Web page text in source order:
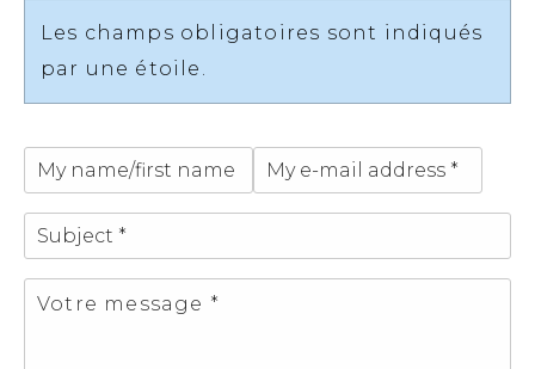
Les champs obligatoires sont indiqués
par une étoile.